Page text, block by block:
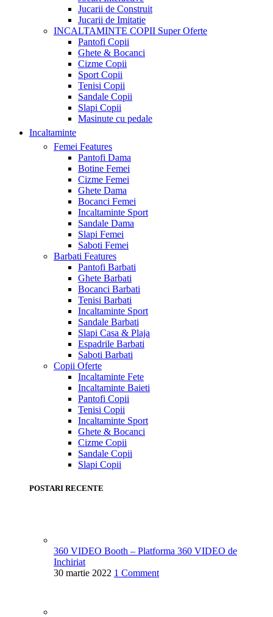
Jucarii de Construit
Jucarii de Imitatie
INCALTAMINTE COPII Super Oferte
Pantofi Copii
Ghete & Bocanci
Cizme Copii
Sport Copii
Tenisi Copii
Sandale Copii
Slapi Copii
Masinute cu pedale
Incaltaminte
Femei Features
Pantofi Dama
Botine Femei
Cizme Femei
Ghete Dama
Bocanci Femei
Incaltaminte Sport
Sandale Dama
Slapi Femei
Saboti Femei
Barbati Features
Pantofi Barbati
Ghete Barbati
Bocanci Barbati
Tenisi Barbati
Incaltaminte Sport
Sandale Barbati
Slapi Casa & Plaja
Espadrile Barbati
Saboti Barbati
Copii Oferte
Incaltaminte Fete
Incaltaminte Baieti
Pantofi Copii
Tenisi Copii
Incaltaminte Sport
Ghete & Bocanci
Cizme Copii
Sandale Copii
Slapi Copii
POSTARI RECENTE
360 VIDEO Booth – Platforma 360 VIDEO de
Inchiriat
30 martie 2022 1 Comment